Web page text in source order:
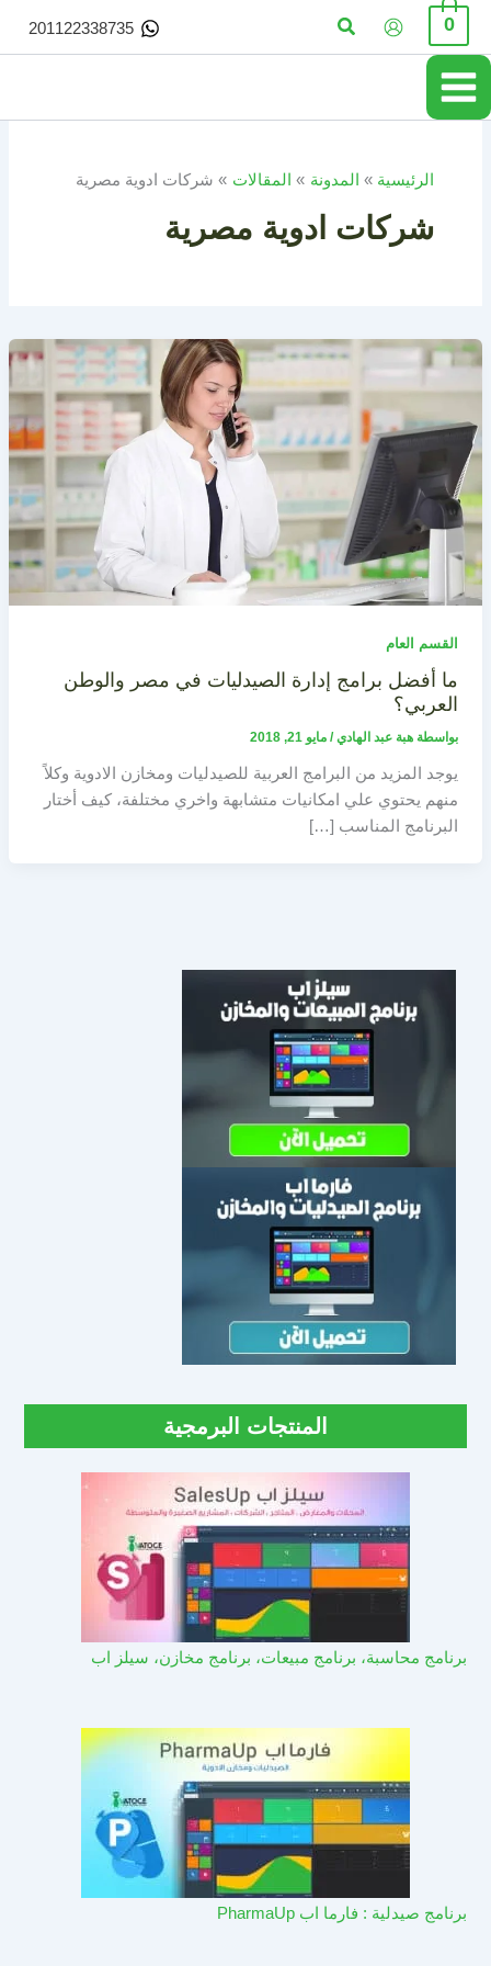
تخطي
المحتوى
0 البحث 201122338735
الرئيسية المدونة المقالات شركات ادوية مصرية
شركات ادوية مصرية
القسم العام
ما أفضل برامج إدارة الصيدليات في مصر والوطن
العربي؟
بواسطة هبة عبد الهادي/ مايو 21, 2018
يوجد المزيد من البرامج العربية للصيدليات ومخازن الادوية وكلاً
منهم يحتوي علي امكانيات متشابهة واخري مختلفة، كيف أختار
البرنامج المناسب […]
المنتجات البرمجية
برنامج محاسبة، برنامج مبيعات، برنامج مخازن، سيلز اب
برنامج صيدلية : فارما اب PharmaUp​